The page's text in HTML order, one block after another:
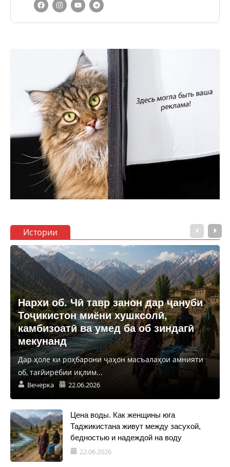
Истории
Нархи об. Чӣ тавр занон дар ҷануби
Тоҷикистон миёни хушксолӣ,
камбизоатӣ ва умед ба об зиндагӣ
мекунанд
Дар ҳоле ки роҳбарони ҷаҳон масъалаҳои амнияти
об, тағйирёбии иқлим...
Вечерка 22.06.2026
Цена воды. Как женщины юга
Таджикистана живут между засухой,
бедностью и надеждой на воду
22.06.2026